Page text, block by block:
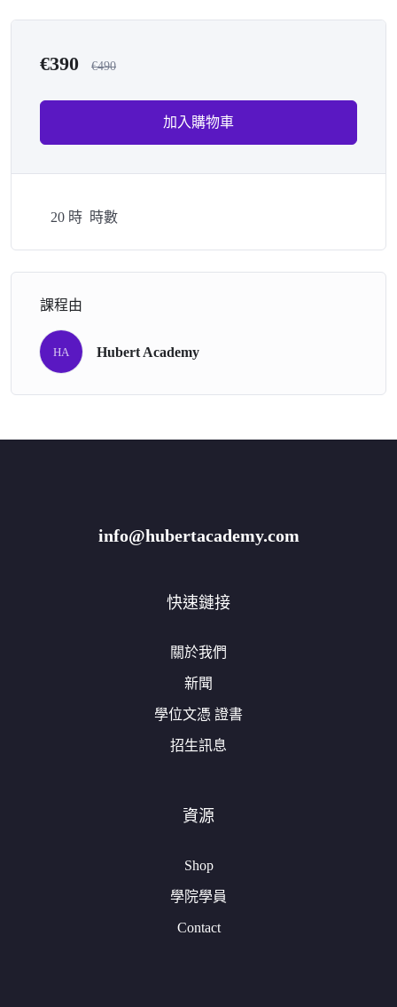
€390 €490
加入購物車
20 時 時數
課程由
HA Hubert Academy
info@hubertacademy.com
快速鏈接
關於我們
新聞
學位文憑 證書
招生訊息
資源
Shop
學院學員
Contact